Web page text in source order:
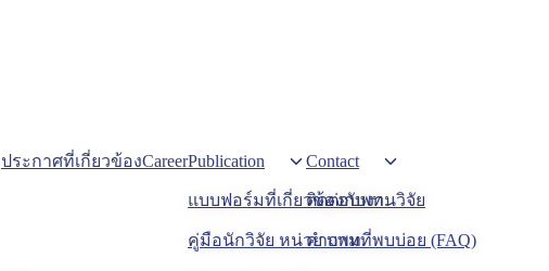
ประกาศที่เกี่ยวข้องCareerPublication
แบบฟอร์มที่เกี่ยวข้องกับงานวิจัย
คู่มือนักวิจัย หน่วย บพท.
Contact
ติดต่อบพท.
คำถามที่พบบ่อย (FAQ)